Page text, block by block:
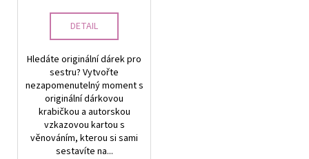
DETAIL
Hledáte originální dárek pro
sestru? Vytvořte
nezapomenutelný moment s
originální dárkovou
krabičkou a autorskou
vzkazovou kartou s
věnováním, kterou si sami
sestavíte na...